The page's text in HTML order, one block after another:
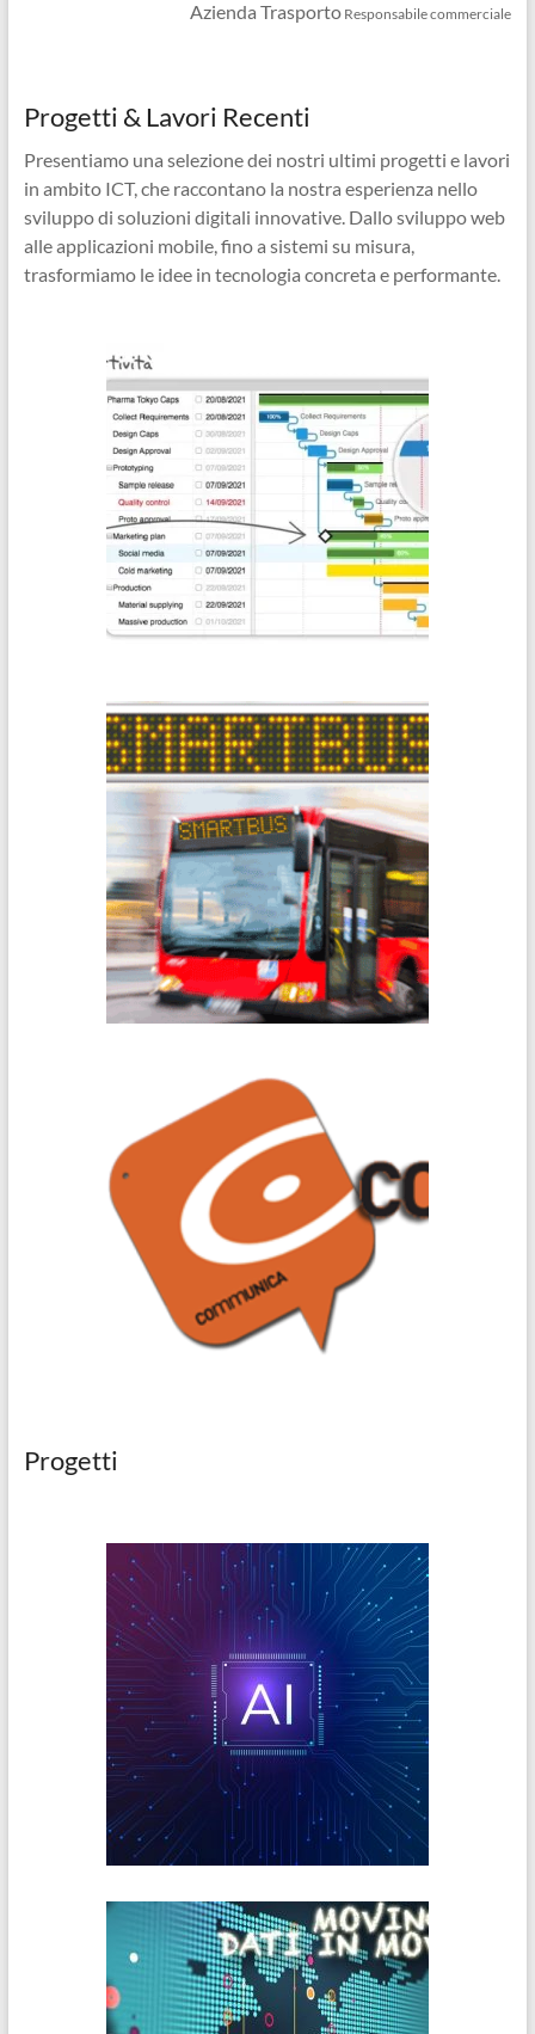
Azienda Trasporto Responsabile commerciale
Progetti & Lavori Recenti
Presentiamo una selezione dei nostri ultimi progetti e lavori
in ambito ICT, che raccontano la nostra esperienza nello
sviluppo di soluzioni digitali innovative. Dallo sviluppo web
alle applicazioni mobile, fino a sistemi su misura,
trasformiamo le idee in tecnologia concreta e performante.
Progetti